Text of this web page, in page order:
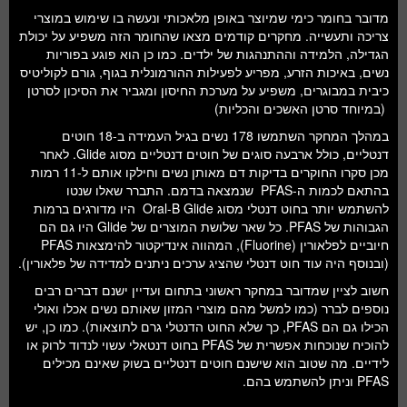
מדובר בחומר כימי שמיוצר באופן מלאכותי ונעשה בו שימוש במוצרי
צריכה ותעשייה. מחקרים קודמים מצאו שהחומר הזה משפיע על יכולת
הגדילה, הלמידה וההתנהגות של ילדים. כמו כן הוא פוגע בפוריות
נשים, באיכות הזרע, מפריע לפעילות ההורמונלית בגוף, גורם לקוליטיס
כיבית במבוגרים, משפיע על מערכת החיסון ומגביר את הסיכון לסרטן
(במיוחד סרטן האשכים והכליות)
במהלך המחקר השתמשו 178 נשים בגיל העמידה ב-18 חוטים
דנטליים, כולל ארבעה סוגים של חוטים דנטליים מסוג Glide. לאחר
מכן סקרו החוקרים בדיקות דם מאותן נשים וחילקו אותם ל-11 רמות
בהתאם לכמות ה-PFAS שנמצאה בדמם. התברר שאלו שנטו
להשתמש יותר בחוט דנטלי מסוג Oral-B Glide היו מדורגים ברמות
הגבוהות של PFAS. כל שאר שלושת המוצרים של Glide היו גם הם
חיוביים לפלאורין (Fluorine), המהווה אינדיקטור להימצאות PFAS
(ובנוסף היה עוד חוט דנטלי שהציג ערכים ניתנים למדידה של פלאורין).
חשוב לציין שמדובר במחקר ראשוני בתחום ועדיין ישנם דברים רבים
נוספים לברר (כמו למשל מהם מוצרי המזון שאותם נשים אכלו ואולי
הכילו גם הם PFAS, כך שלא החוט הדנטלי גרם לתוצאות). כמו כן, יש
להוכיח שנוכחות אפשרית של PFAS בחוט דנטאלי עשוי לנדוד לרוק או
לידיים. מה שטוב הוא שישנם חוטים דנטליים בשוק שאינם מכילים
PFAS וניתן להשתמש בהם.